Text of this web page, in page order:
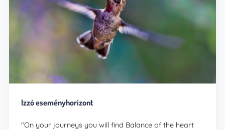
Izzó eseményhorizont
"On your journeys you will find Balance of the heart